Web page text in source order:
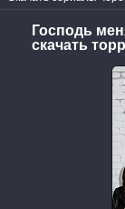
Господь
скачать